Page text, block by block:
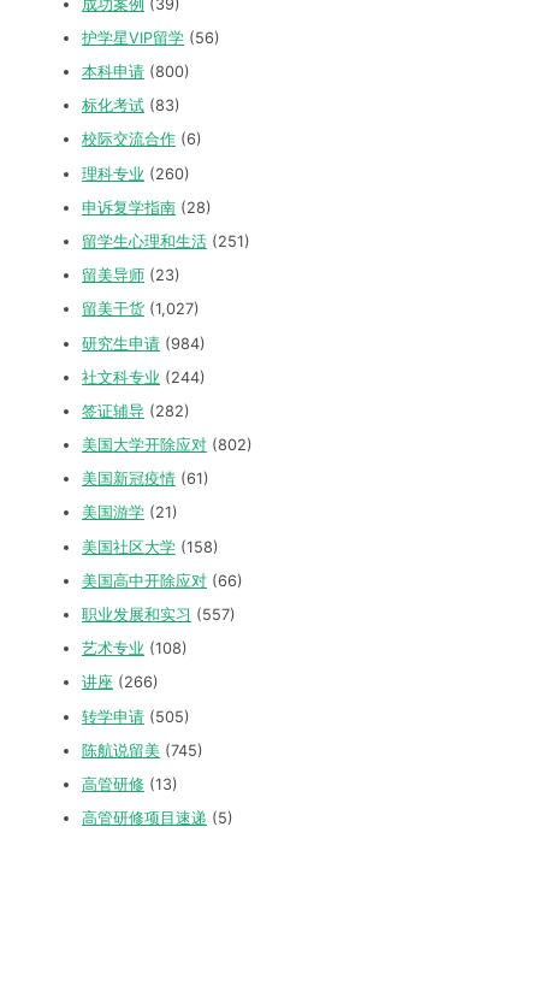
成功案例 (39)
护学星VIP留学 (56)
本科申请 (800)
标化考试 (83)
校际交流合作 (6)
理科专业 (260)
申诉复学指南 (28)
留学生心理和生活 (251)
留美导师 (23)
留美干货 (1,027)
研究生申请 (984)
社文科专业 (244)
签证辅导 (282)
美国大学开除应对 (802)
美国新冠疫情 (61)
美国游学 (21)
美国社区大学 (158)
美国高中开除应对 (66)
职业发展和实习 (557)
艺术专业 (108)
讲座 (266)
转学申请 (505)
陈航说留美 (745)
高管研修 (13)
高管研修项目速递 (5)